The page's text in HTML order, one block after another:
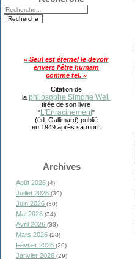
« Seul est éternel le devoir
envers l'être humain
comme tel. »
Citation de
laphilosophe Simone Weil
tirée de son livre
"L'Enracinement"
(éd. Gallimard) publié
en 1949 après sa mort.
Archives
Août 2026 (4)
Juillet 2026 (39)
Juin 2026 (30)
Mai 2026 (34)
Avril 2026 (33)
Mars 2026 (28)
Février 2026 (29)
Janvier 2026 (29)